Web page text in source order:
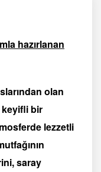
hazırlanan
olan
keyifli bir
lezzetli
saray